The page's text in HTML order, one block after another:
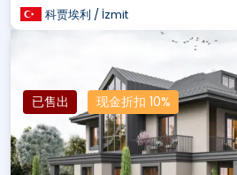
科贾埃利 / İzmit
已售出 现金折扣 10%